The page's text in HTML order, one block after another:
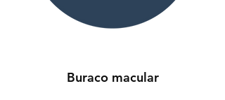
Buraco macular